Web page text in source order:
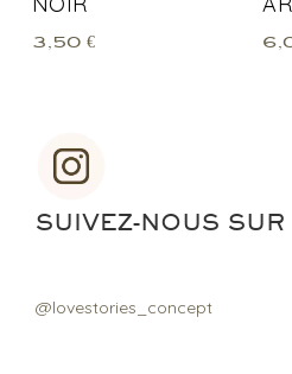
3,50 €
SUIVEZ-NOUS
@lovestories_concept